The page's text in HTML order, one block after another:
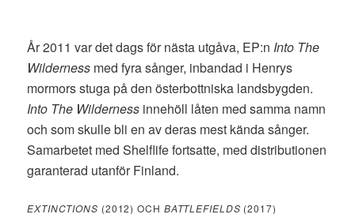
År 2011 var det dags för nästa utgåva, EP:n Into The
Wilderness med fyra sånger, inbandad i Henrys
mormors stuga på den österbottniska landsbygden.
Into The Wilderness innehöll låten med samma namn
och som skulle bli en av deras mest kända sånger.
Samarbetet med Shelflife fortsatte, med distributionen
garanterad utanför Finland.
EXTINCTIONS (2012) OCH BATTLEFIELDS (2017)